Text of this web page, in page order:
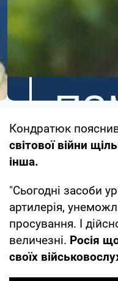
Кондратюк
світової війни
інша.
"Сьогодні засоби
артилерія,
просування. І
величезні. Росія
своїх